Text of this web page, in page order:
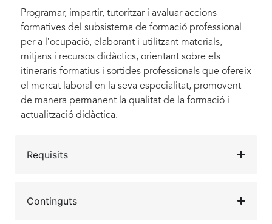
Programar, impartir, tutoritzar i avaluar accions
formatives del subsistema de formació professional
per a l’ocupació, elaborant i utilitzant materials,
mitjans i recursos didàctics, orientant sobre els
itineraris formatius i sortides professionals que ofereix
el mercat laboral en la seva especialitat, promovent
de manera permanent la qualitat de la formació i
actualització didàctica.
Requisits
Continguts